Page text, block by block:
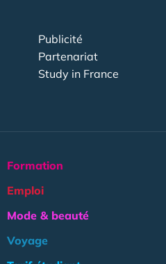
Publicité
Partenariat
Study in France
Formation
Emploi
Mode & beauté
Voyage